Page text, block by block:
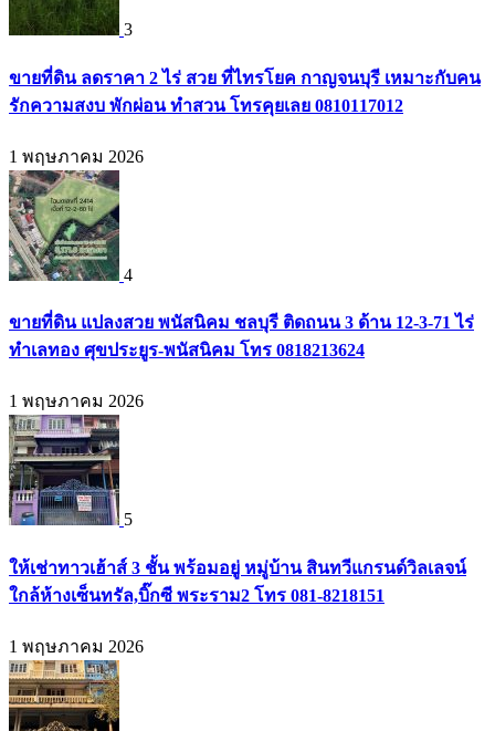
3
ขายที่ดิน ลดราคา 2 ไร่ สวย ที่ไทรโยค กาญจนบุรี เหมาะกับคน
รักความสงบ พักผ่อน ทำสวน โทรคุยเลย 0810117012
1 พฤษภาคม 2026
4
ขายที่ดิน แปลงสวย พนัสนิคม ชลบุรี ติดถนน 3 ด้าน 12-3-71 ไร่
ทำเลทอง ศุขประยูร-พนัสนิคม โทร 0818213624
1 พฤษภาคม 2026
5
ให้เช่าทาวเฮ้าส์ 3 ชั้น พร้อมอยู่ หมู่บ้าน สินทวีแกรนด์วิลเลจน์
ใกล้ห้างเซ็นทรัล,บิ๊กซี พระราม2 โทร 081-8218151
1 พฤษภาคม 2026